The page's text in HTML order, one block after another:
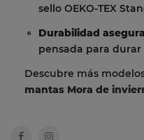
sello OEKO-TEX
Durabilidad
pensada para durar
Descubre más
mantas Mora de